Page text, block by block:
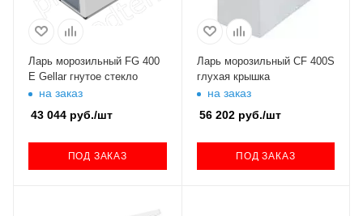
Ларь морозильный FG 400
E Gellar гнутое стекло
на заказ
43 044 руб./шт
ПОД ЗАКАЗ
Ларь морозильный CF 400S
глухая крышка
на заказ
56 202руб./шт
ПОД ЗАКАЗ